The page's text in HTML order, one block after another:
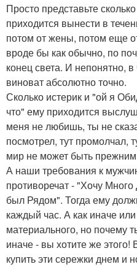
Просто представьте
приходится вынести в
потом от жены, потом еще
вроде бы как обычно, по
конец света. И непонятно,
виноват абсолютно точно.
Сколько истерик и "ой я
что" ему приходится
меня не любишь, ты не
посмотрел, тут промолчал,
мир не может быть
А наши требования к
противоречат - "Хочу
был Рядом". Тогда ему
каждый час. А как иначе
материального, но почему
иначе - вы хотите же этого!
купить эти сережки днем и